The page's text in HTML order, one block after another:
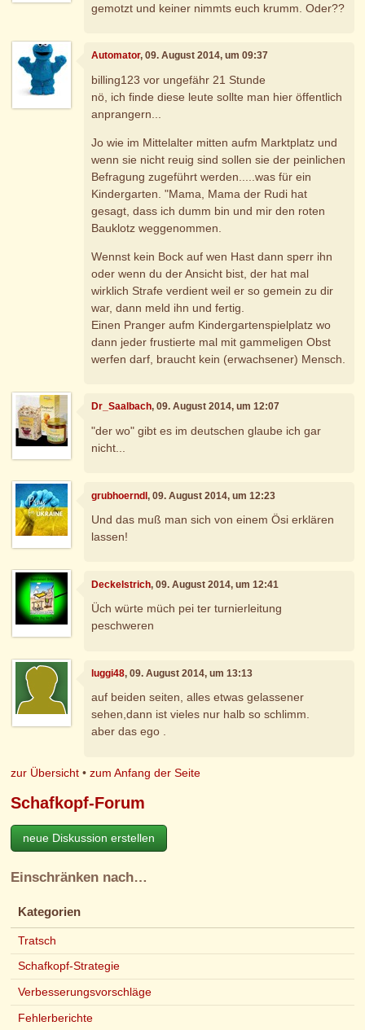
gemotzt und keiner nimmts euch krumm. Oder??
Automator, 09. August 2014, um 09:37
billing123 vor ungefähr 21 Stunde
nö, ich finde diese leute sollte man hier öffentlich
anprangern...
Jo wie im Mittelalter mitten aufm Marktplatz und
wenn sie nicht reuig sind sollen sie der peinlichen
Befragung zugeführt werden.....was für ein
Kindergarten. "Mama, Mama der Rudi hat
gesagt, dass ich dumm bin und mir den roten
Bauklotz weggenommen.
Wennst kein Bock auf wen Hast dann sperr ihn
oder wenn du der Ansicht bist, der hat mal
wirklich Strafe verdient weil er so gemein zu dir
war, dann meld ihn und fertig.
Einen Pranger aufm Kindergartenspielplatz wo
dann jeder frustierte mal mit gammeligen Obst
werfen darf, braucht kein (erwachsener) Mensch.
Dr_Saalbach, 09. August 2014, um 12:07
"der wo" gibt es im deutschen glaube ich gar
nicht...
grubhoerndl, 09. August 2014, um 12:23
Und das muß man sich von einem Ösi erklären
lassen!
Deckelstrich, 09. August 2014, um 12:41
Üch würte müch pei ter turnierleitung
peschweren
luggi48, 09. August 2014, um 13:13
auf beiden seiten, alles etwas gelassener
sehen,dann ist vieles nur halb so schlimm.
aber das ego .
zur Übersicht •zum Anfang der Seite
Schafkopf-Forum
neue Diskussion erstellen
Einschränken nach…
Kategorien
Tratsch
Schafkopf-Strategie
Verbesserungsvorschläge
Fehlerberichte